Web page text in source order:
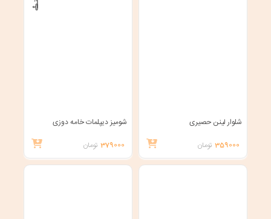
شلوار لینن حصیری
359000 تومان
شومیز دیپلمات خامه دوزی
379000 تومان